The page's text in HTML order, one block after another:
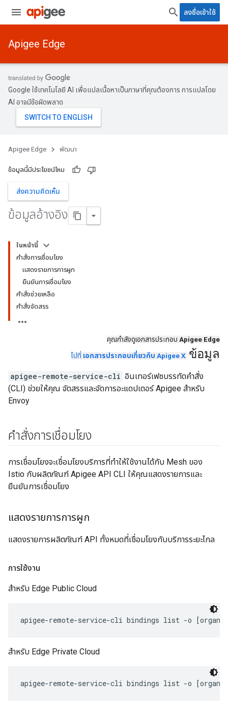
ลงชื่อเข้าใช้
Apigee Edge
Google ใช้เทคโนโลยี AI เพื่อแปลเนื้อหาเป็นภาษาที่คุณต้องการ การแปลโดย
AI อาจมีข้อผิดพลาด
Apigee Edge พัฒนา
ข้อมูลนี้มีประโยชน์ไหม
ส่งความคิดเห็น
ข้อมูลอ้างอิง
ในหน้านี้
คำสั่งการเชื่อมโยง
แสดงรายการการผูก
ยืนยันการเชื่อมโยง
คำสั่งช่วยเหลือ
คำสั่งจัดสรร
คุณกำลังดูเอกสารประกอบ Apigee Edge
ไปที่ เอกสารประกอบเกี่ยวกับ Apigee X. ข้อมูล
apigee-remote-service-cli อินเทอร์เฟซบรรทัดคำสั่ง
(CLI) ช่วยให้คุณ จัดสรรและจัดการอะแดปเตอร์ Apigee สำหรับ
Envoy
คำสั่งการเชื่อมโยง
การเชื่อมโยงจะเชื่อมโยงบริการที่ทำให้ใช้งานได้กับ Mesh ของ
Istio กับผลิตภัณฑ์ Apigee API CLI ให้คุณแสดงรายการและ
ยืนยันการเชื่อมโยง
แสดงรายการการผูก
แสดงรายการผลิตภัณฑ์ API ทั้งหมดที่เชื่อมโยงกับบริการระยะไกล
การใช้งาน
สำหรับ Edge Public Cloud
apigee-remote-service-cli bindings list -o
สำหรับ Edge Private Cloud
apigee-remote-service-cli bindings list -o